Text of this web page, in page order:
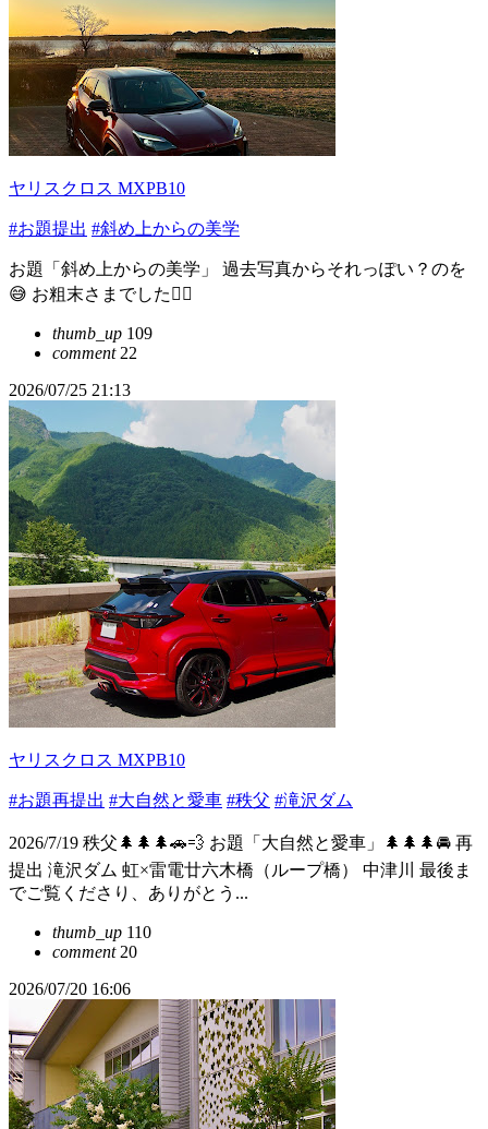
ヤリスクロス MXPB10
#お題提出 #斜め上からの美学
お題「斜め上からの美学」 過去写真からそれっぽい？のを
😅 お粗末さまでした🙇‍♂️
thumb_up 109
comment22
2026/07/25 21:13
ヤリスクロス MXPB10
#お題再提出 #大自然と愛車 #秩父 #滝沢ダム
2026/7/19 秩父🌲🌲🌲🚗💨 お題「大自然と愛車」🌲🌲🌲🚘 再
提出 滝沢ダム 虹×雷電廿六木橋（ループ橋） 中津川 最後ま
でご覧くださり、ありがとう...
thumb_up 110
comment20
2026/07/20 16:06